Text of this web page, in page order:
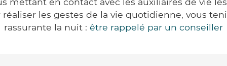
les gestes de la vie quotidienne, vous
rassurante la nuit : être rappelé par un conseiller